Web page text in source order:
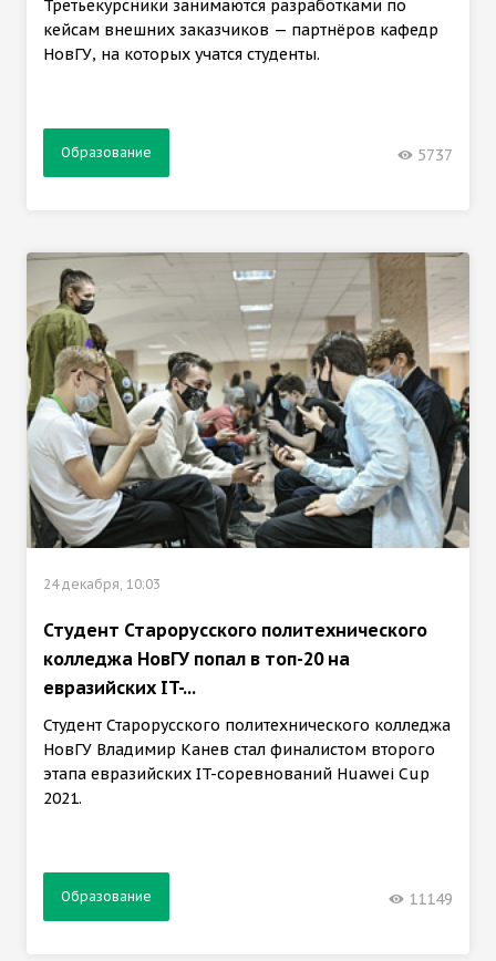
Третьекурсники занимаются разработками по
кейсам внешних заказчиков — партнёров кафедр
НовГУ, на которых учатся студенты.
Образование 5737
24 декабря, 10:03
Студент Старорусского политехнического
колледжа НовГУ попал в топ-20 на
евразийских IT-...
Студент Старорусского политехнического колледжа
НовГУ Владимир Канев стал финалистом второго
этапа евразийских IT-соревнований Huawei Cup
2021.
Образование 11149